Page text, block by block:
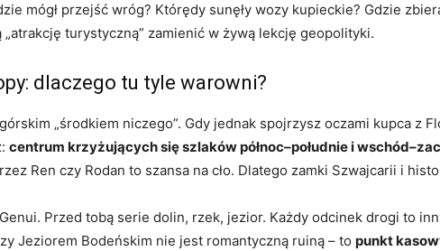
mógł przejść wróg? Którędy sunęły wozy kupieckie? Gdzie
turystyczną” zamienić w żywą lekcję geopolityki.
dlaczego tu tyle warowni?
„środkiem niczego”. Gdy jednak spojrzysz oczami kupca z
centrum krzyżujących się szlaków północ–południe i
Ren czy Rodan to szansa na cło. Dlatego zamki Szwajcarii i
Przed tobą serie dolin, rzek, jezior. Każdy odcinek drogi to
Jeziorem Bodeńskim nie jest romantyczną ruiną – to punkt